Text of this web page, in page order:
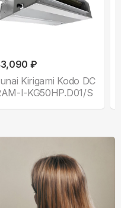
₽
Kirigami Kodo DC
I-KG50HP.D01/S